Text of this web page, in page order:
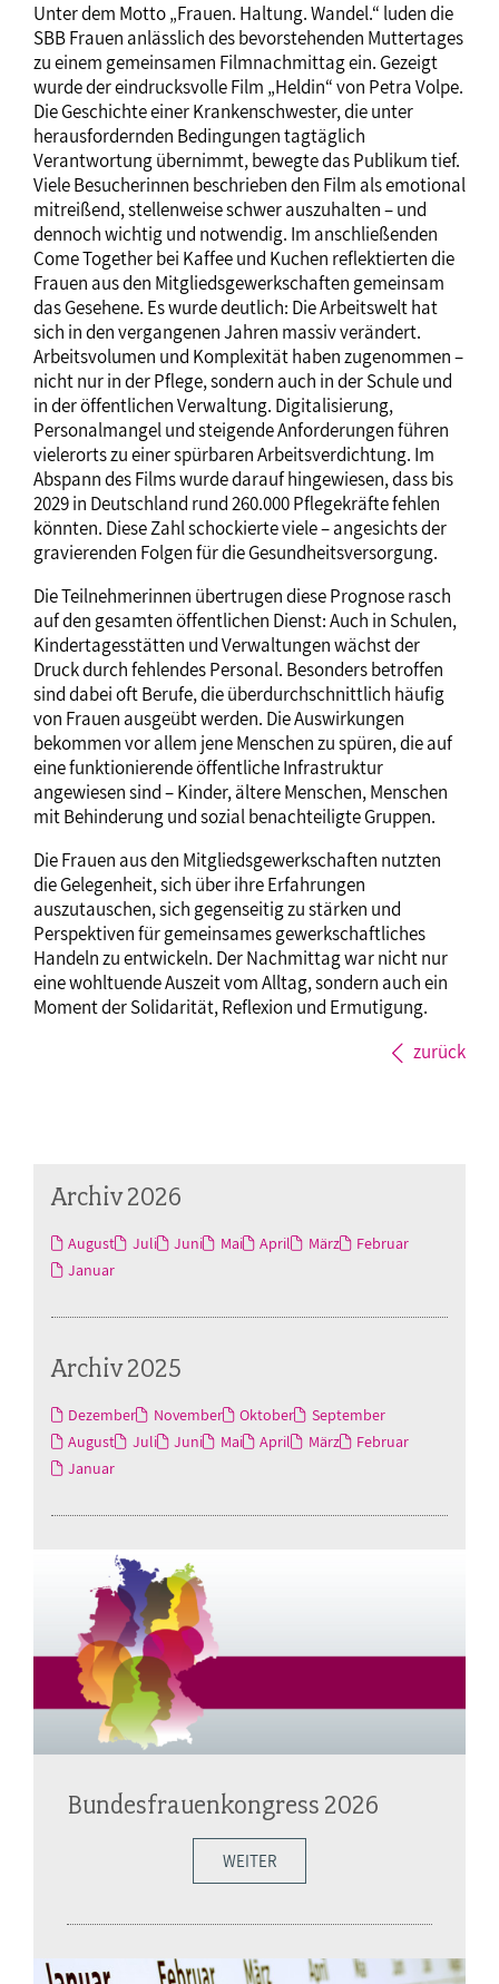
Unter dem Motto „Frauen. Haltung. Wandel.“ luden die
SBB Frauen anlässlich des bevorstehenden Muttertages
zu einem gemeinsamen Filmnachmittag ein. Gezeigt
wurde der eindrucksvolle Film „Heldin“ von Petra Volpe.
Die Geschichte einer Krankenschwester, die unter
herausfordernden Bedingungen tagtäglich
Verantwortung übernimmt, bewegte das Publikum tief.
Viele Besucherinnen beschrieben den Film als emotional
mitreißend, stellenweise schwer auszuhalten – und
dennoch wichtig und notwendig. Im anschließenden
Come Together bei Kaffee und Kuchen reflektierten die
Frauen aus den Mitgliedsgewerkschaften gemeinsam
das Gesehene. Es wurde deutlich: Die Arbeitswelt hat
sich in den vergangenen Jahren massiv verändert.
Arbeitsvolumen und Komplexität haben zugenommen –
nicht nur in der Pflege, sondern auch in der Schule und
in der öffentlichen Verwaltung. Digitalisierung,
Personalmangel und steigende Anforderungen führen
vielerorts zu einer spürbaren Arbeitsverdichtung. Im
Abspann des Films wurde darauf hingewiesen, dass bis
2029 in Deutschland rund 260.000 Pflegekräfte fehlen
könnten. Diese Zahl schockierte viele – angesichts der
gravierenden Folgen für die Gesundheitsversorgung.
Die Teilnehmerinnen übertrugen diese Prognose rasch
auf den gesamten öffentlichen Dienst: Auch in Schulen,
Kindertagesstätten und Verwaltungen wächst der
Druck durch fehlendes Personal. Besonders betroffen
sind dabei oft Berufe, die überdurchschnittlich häufig
von Frauen ausgeübt werden. Die Auswirkungen
bekommen vor allem jene Menschen zu spüren, die auf
eine funktionierende öffentliche Infrastruktur
angewiesen sind – Kinder, ältere Menschen, Menschen
mit Behinderung und sozial benachteiligte Gruppen.
Die Frauen aus den Mitgliedsgewerkschaften nutzten
die Gelegenheit, sich über ihre Erfahrungen
auszutauschen, sich gegenseitig zu stärken und
Perspektiven für gemeinsames gewerkschaftliches
Handeln zu entwickeln. Der Nachmittag war nicht nur
eine wohltuende Auszeit vom Alltag, sondern auch ein
Moment der Solidarität, Reflexion und Ermutigung.
zurück
Archiv 2026
August Juli Juni Mai April März
Februar
Januar
Archiv 2025
Dezember November Oktober
September
August
Juli Juni Mai April März
Februar
Januar
Bundesfrauenkongress 2026
WEITER